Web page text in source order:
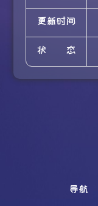
更新时间
状态
导航